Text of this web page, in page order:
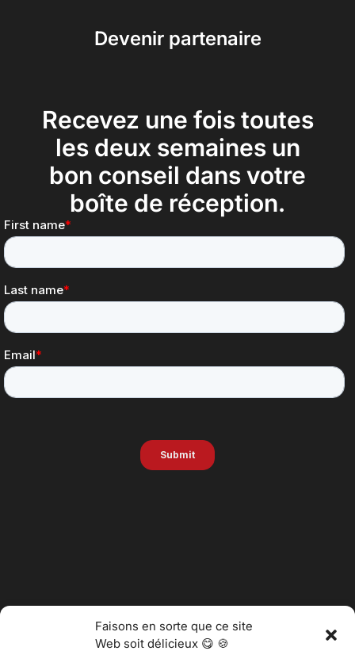
Faisons en sorte que ce site
Web soit délicieux 😋 🍪
Devenir partenaire
Recevez une fois toutes
les deux semaines un
bon conseil dans votre
boîte de réception.